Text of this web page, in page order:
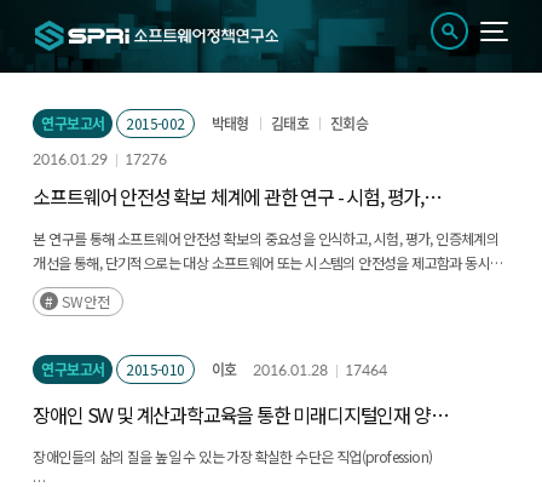
연구보고서 2015-002 박태형 김태호
진회승
2016.01.29
17276
소프트웨어 안전성 확보 체계에 관한 연구 - 시험, 평가,
인증을 중심으로
본 연구를 통해 소프트웨어 안전성 확보의 중요성을 인식하고, 시험, 평가, 인증체계의
개선을 통해, 단기적으로는 대상 소프트웨어 또는 시스템의 안전성을 제고함과 동시에
중기적으로는 국가 전반의 안전성을 확보할 수 있을 것으로 기대한다.
또한 장기적으로는 고부가가치 산업으로서의 소프트웨어 안전 분야에서 기업의
확보할 것으로 기대한다.
SW안전
연구보고서 2015-010 이호 2016.01.28 17464
장애인 SW 및 계산과학교육을 통한 미래디지털인재 양성
방안 연구
장애인들의 삶의 질을 높일 수 있는 가장 확실한 수단은 직업(profession)